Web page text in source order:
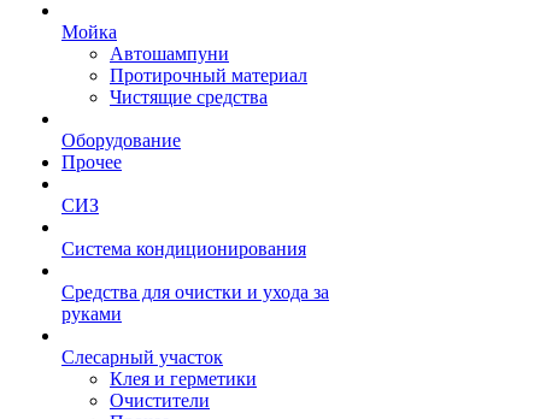
Мойка
Автошампуни
Протирочный материал
Чистящие средства
Оборудование
Прочее
СИЗ
Система кондиционирования
Средства для очистки и ухода за
руками
Слесарный участок
Клея и герметики
Очистители